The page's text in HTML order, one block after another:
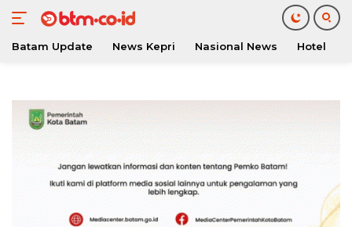
konten
Batam Update News Kepri Nasional News Hotel